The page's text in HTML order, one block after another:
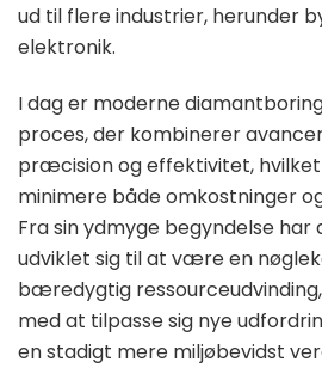
ud til flere industrier, herunder
elektronik.
I dag er moderne
proces, der kombinerer
præcision og effektivitet,
minimere både omkostninger
Fra sin ydmyge begyndelse
udviklet sig til at være en
bæredygtig
med at tilpasse sig nye
en stadigt mere miljøbevidst